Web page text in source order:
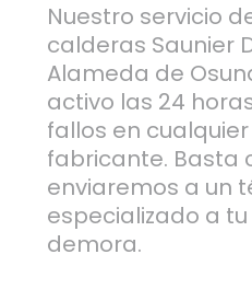
Nuestro servicio
calderas Saunier
Alameda de
activo las 24
fallos en
fabricante. Basta
enviaremos a un
especializado a
demora.